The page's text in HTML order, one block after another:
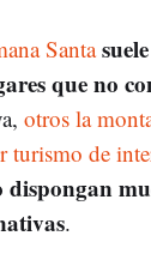
Santa
que no
otros la
turismo de
.